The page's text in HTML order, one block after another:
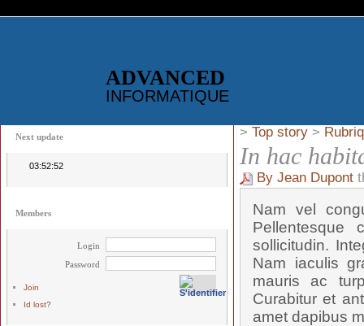
ADVANCED
INFORMATIQUE
Next update
03:52:52
Members
Login
Password
Join
Id lost?
> Top story >
In hac
By Jean Dupont
Nam vel
Pellentesque
sollicitudin.
Nam iaculis
mauris ac
Curabitur et
amet dapibus